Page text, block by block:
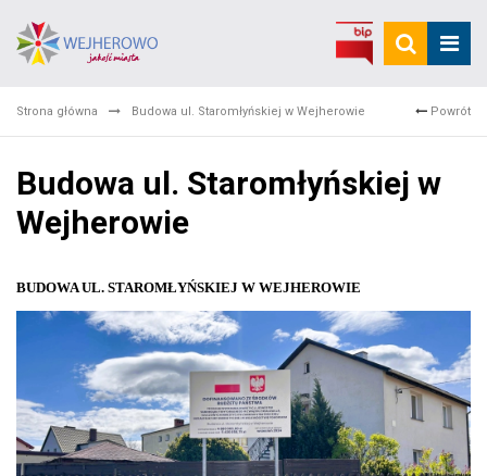
Strona główna Budowa ul. Staromłyńskiej w Wejherowie Powrót
Budowa ul. Staromłyńskiej w
Wejherowie
BUDOWA UL. STAROMŁYŃSKIEJ W WEJHEROWIE